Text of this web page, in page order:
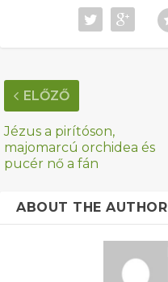
ELŐZŐ
Jézus a pirítóson,
majomarcú orchidea és
pucér nő a fán
ABOUT THE AUTHOR